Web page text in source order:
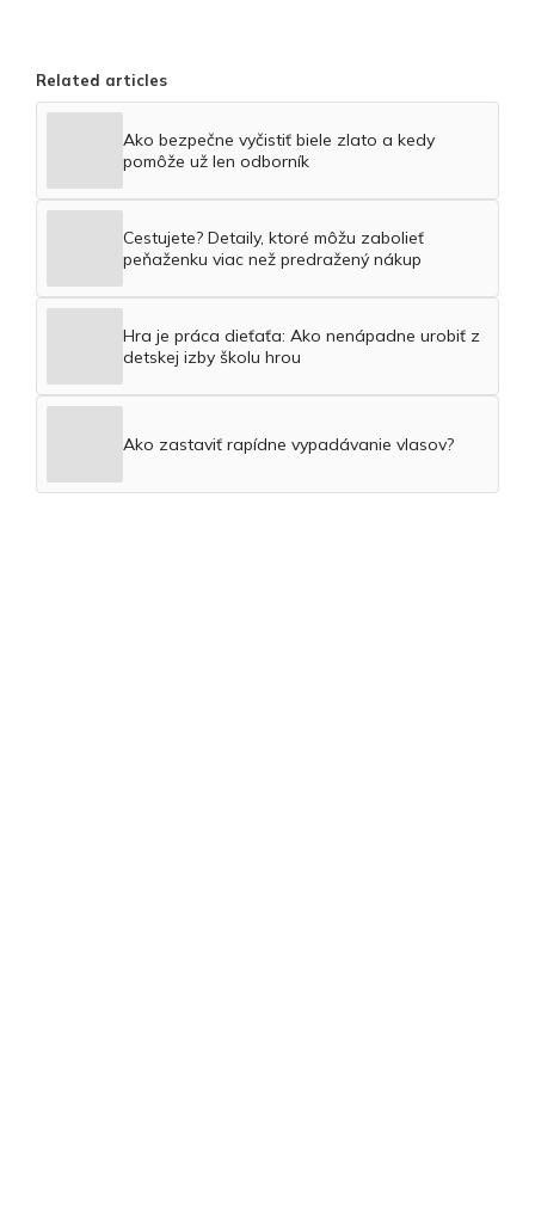
Related articles
Ako bezpečne vyčistiť biele zlato a kedy
pomôže už len odborník
Cestujete? Detaily, ktoré môžu zabolieť
peňaženku viac než predražený nákup
Hra je práca dieťaťa: Ako nenápadne urobiť z
detskej izby školu hrou
Ako zastaviť rapídne vypadávanie vlasov?